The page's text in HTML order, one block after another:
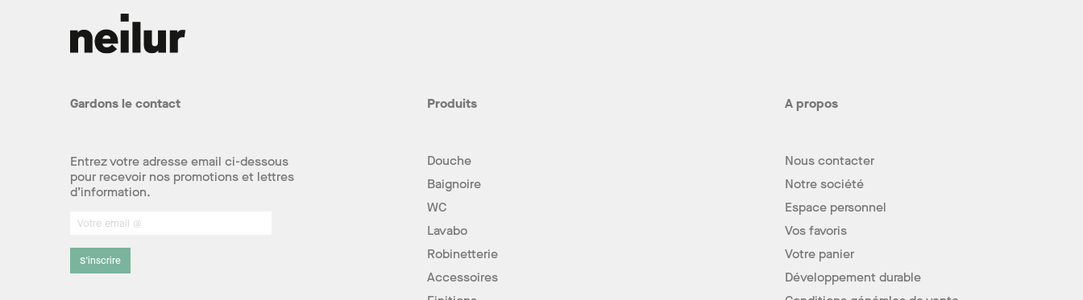
Gardons le contact
Entrez votre adresse email ci-dessous
pour recevoir nos promotions et lettres
d’information.
S’inscrire
Produits
Douche
Baignoire
WC
Lavabo
Robinetterie
Accessoires
A propos
Nous contacter
Notre société
Espace personnel
Vos favoris
Votre panier
Développement durable